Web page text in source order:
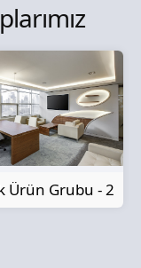
Ürün Grubu - 2